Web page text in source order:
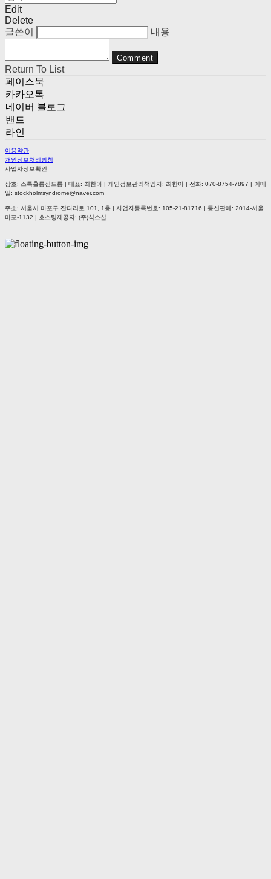
Edit
Delete
글쓴이
내용
Comment
Return To List
페이스북
카카오톡
네이버 블로그
밴드
라인
이용약관
개인정보처리방침
사업자정보확인
상호: 스톡홀름신드롬 | 대표: 최한아 | 개인정보관리책임자: 최한아 | 전화: 070-8754-7897 | 이메
일: stockholmsyndrome@naver.com
주소: 서울시 마포구 잔다리로 101, 1층 | 사업자등록번호: 105-21-81716 | 통신판매: 2014-서울
마포-1132 | 호스팅제공자: (주)식스샵